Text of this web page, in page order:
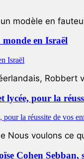
modèle en
en Israël
Robbert
lycée, pour la
Nous voulons ce
Cohen Sebban,